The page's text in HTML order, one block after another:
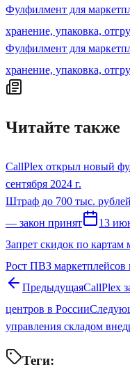
Фулфилмент для
хранение, упаковка,
Фулфилмент для
хранение, упаковка,
Читайте также
CallPlex открыл новый
сентября 2024 г.
Штраф до 700 тыс.
— закон принят
13
Запрет скидок по картам
Рост ПВЗ маркетплейсов
ПредыдущаяCallPlex
центров в России
управления складом
Теги: